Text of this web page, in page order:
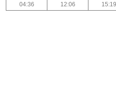
04:36
12:06 15:19